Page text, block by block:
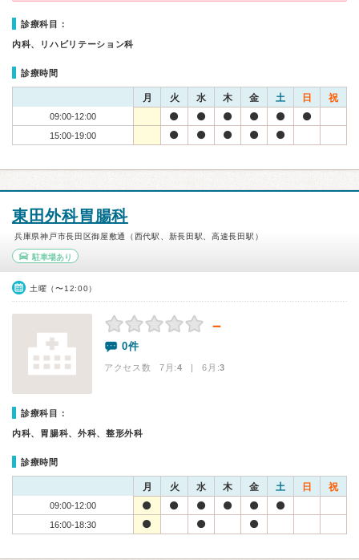
診療科目：
内科、リハビリテーション科
診療時間
月 火 水 木 金 土 日 祝
09:00-12:00
15:00-19:00
東田外科胃腸科
兵庫県神戸市長田区御屋敷通（西代駅、新長田駅、高速長田駅）
駐車場あり
土曜（〜12:00）
－
0件
アクセス数 7月:4 | 6月:3
診療科目：
内科、胃腸科、外科、整形外科
診療時間
月 火 水 木 金 土 日 祝
09:00-12:00
16:00-18:30